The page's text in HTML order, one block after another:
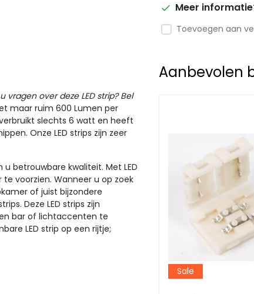
Meer
Toevoegen aan
vragen over deze LED strip? Bel
maar ruim 600 Lumen per
slechts 6 watt en heeft
Onze LED strips zijn zeer
betrouwbare kwaliteit. Met LED
voorzien. Wanneer u op zoek
of juist bijzondere
Deze LED strips zijn
bar of lichtaccenten te
LED strip op een rijtje;
Aanbevolen
Sale